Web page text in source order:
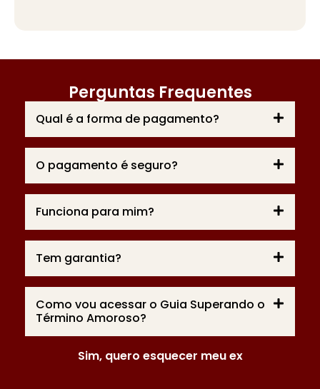
Perguntas Frequentes
Qual é a forma de pagamento?
O pagamento é seguro?
Funciona para mim?
Tem garantia?
Como vou acessar o Guia Superando o
Término Amoroso?
Sim, quero esquecer meu ex